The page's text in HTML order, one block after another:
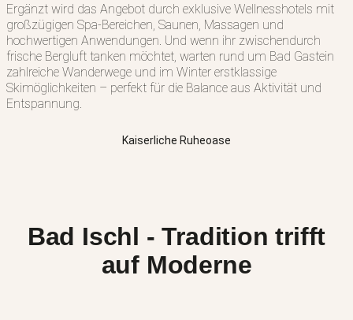
Ergänzt wird das Angebot durch exklusive Wellnesshotels mit
großzügigen Spa-Bereichen, Saunen, Massagen und
hochwertigen Anwendungen. Und wenn ihr zwischendurch
frische Bergluft tanken möchtet, warten rund um Bad Gastein
zahlreiche Wanderwege und im Winter erstklassige
Skimöglichkeiten – perfekt für die Balance aus Aktivität und
Entspannung.
Kaiserliche Ruheoase
Bad Ischl - Tradition trifft
auf Moderne